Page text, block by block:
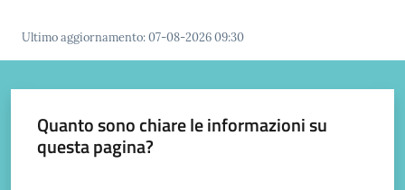
Ultimo aggiornamento:07-08-2026 09:30
Quanto sono chiare le informazioni su
questa pagina?